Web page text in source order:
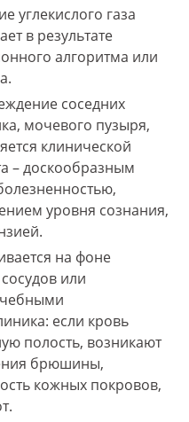
углекислого газа
в результате
алгоритма или
соседних
мочевого пузыря,
клинической
– доскообразным
уровня сознания,
на фоне
или
если кровь
полость, возникают
брюшины,
кожных покровов,